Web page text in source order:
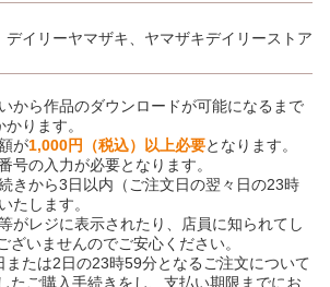
デイリーヤマザキ、ヤマザキデイリーストア
から作品のダウンロードが可能になるまで
かります。
が1,000円（税込）以上必要となります。
号の入力が必要となります。
きから3日以内（ご注文日の翌々日の23時
たします。
がレジに表示されたり、店員に知られてし
ざいませんのでご安心ください。
または2日の23時59分となるご注文について
たご購入手続きをし、支払い期限までにお